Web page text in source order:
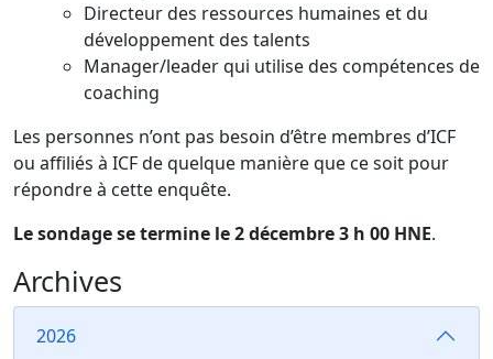
Directeur des ressources humaines et du
développement des talents
Manager/leader qui utilise des compétences de
coaching
Les personnes n’ont pas besoin d’être membres d’ICF
ou affiliés à ICF de quelque manière que ce soit pour
répondre à cette enquête.
Le sondage se termine le 2 décembre 3 h 00 HNE.
Archives
2026